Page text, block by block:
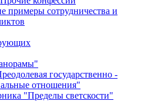
примеры сотрудничества и
государственно -
отношения"
"Пределы светскости"